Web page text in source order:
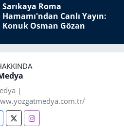
Sarıkaya Roma
Hamamı'ndan Canlı Yayın:
Konuk Osman Gözan
|